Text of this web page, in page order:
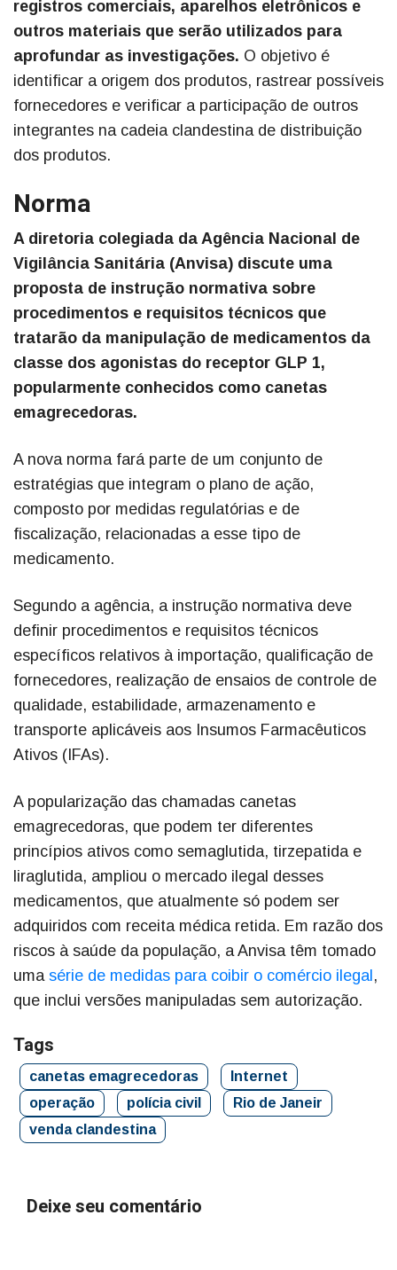
registros comerciais, aparelhos eletrônicos e
outros materiais que serão utilizados para
aprofundar as investigações. O objetivo é
identificar a origem dos produtos, rastrear possíveis
fornecedores e verificar a participação de outros
integrantes na cadeia clandestina de distribuição
dos produtos.
Norma
A diretoria colegiada da Agência Nacional de
Vigilância Sanitária (Anvisa) discute uma
proposta de instrução normativa sobre
procedimentos e requisitos técnicos que
tratarão da manipulação de medicamentos da
classe dos agonistas do receptor GLP 1,
popularmente conhecidos como canetas
emagrecedoras.
A nova norma fará parte de um conjunto de
estratégias que integram o plano de ação,
composto por medidas regulatórias e de
fiscalização, relacionadas a esse tipo de
medicamento.
Segundo a agência, a instrução normativa deve
definir procedimentos e requisitos técnicos
específicos relativos à importação, qualificação de
fornecedores, realização de ensaios de controle de
qualidade, estabilidade, armazenamento e
transporte aplicáveis aos Insumos Farmacêuticos
Ativos (IFAs).
A popularização das chamadas canetas
emagrecedoras, que podem ter diferentes
princípios ativos como semaglutida, tirzepatida e
liraglutida, ampliou o mercado ilegal desses
medicamentos, que atualmente só podem ser
adquiridos com receita médica retida. Em razão dos
riscos à saúde da população, a Anvisa têm tomado
uma série de medidas para coibir o comércio ilegal ,
que inclui versões manipuladas sem autorização.
Tags
canetas emagrecedoras
Internet
operação
polícia civil
Rio de Janeir
venda clandestina
Deixe seu comentário